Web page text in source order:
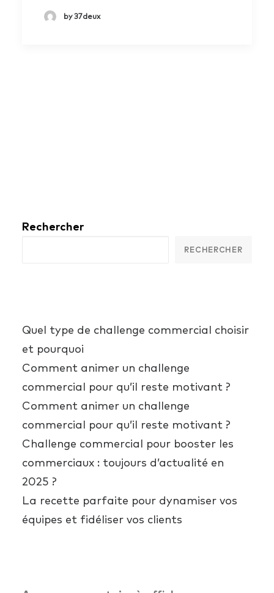
by 37deux
Rechercher
RECHERCHER
Quel type de challenge commercial choisir
et pourquoi
Comment animer un challenge
commercial pour qu’il reste motivant ?
Comment animer un challenge
commercial pour qu’il reste motivant ?
Challenge commercial pour booster les
commerciaux : toujours d’actualité en
2025 ?
La recette parfaite pour dynamiser vos
équipes et fidéliser vos clients